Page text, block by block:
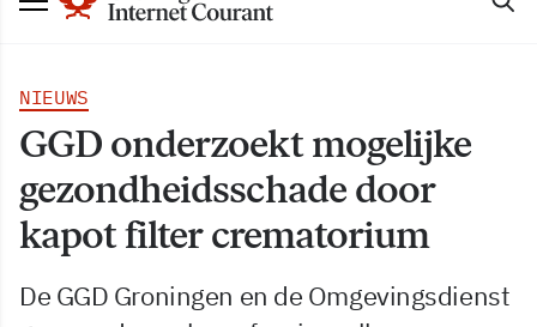
NIEUWS
GGD onderzoekt mogelijke
gezondheidsschade door
kapot filter crematorium
De GGD Groningen en de Omgevingsdienst